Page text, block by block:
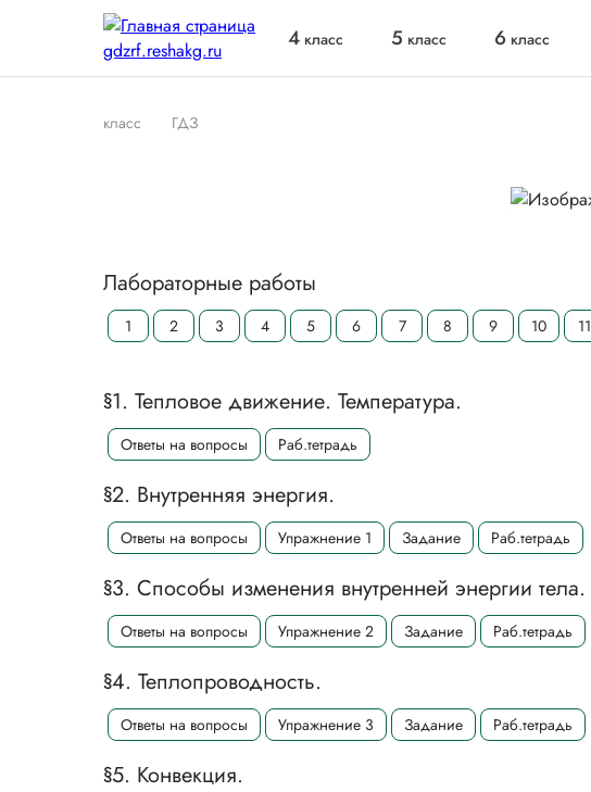
4 класс 5 класс 6 класс
класс ГДЗ
Лабораторные работы
1 2 3 4 5 6 7 8 9 10 11
§1. Тепловое движение. Температура.
Ответы на вопросы Раб.тетрадь
§2. Внутренняя энергия.
Ответы на вопросы Упражнение 1 Задание Раб.тетрадь
§3. Способы изменения внутренней энергии тела.
Ответы на вопросы Упражнение 2 Задание Раб.тетрадь
§4. Теплопроводность.
Ответы на вопросы Упражнение 3 Задание Раб.тетрадь
§5. Конвекция.